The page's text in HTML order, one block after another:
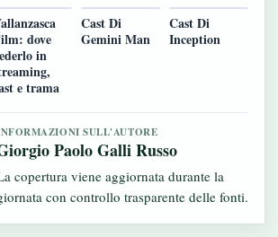
dove
in
e trama
Cast Di
Gemini Man
Cast Di
Inception
SULL'AUTORE
Paolo Galli Russo
copertura viene aggiornata durante la
con controllo trasparente delle fonti.